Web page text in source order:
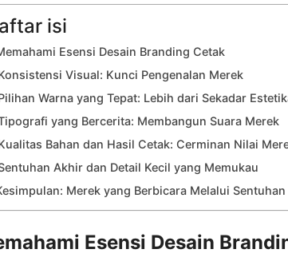
isi
Esensi Desain Branding Cetak
Visual: Kunci Pengenalan Merek
Warna yang Tepat: Lebih dari Sekadar
yang Bercerita: Membangun Suara Merek
Bahan dan Hasil Cetak: Cerminan Nilai
Akhir dan Detail Kecil yang Memukau
Merek yang Berbicara Melalui
Esensi Desain